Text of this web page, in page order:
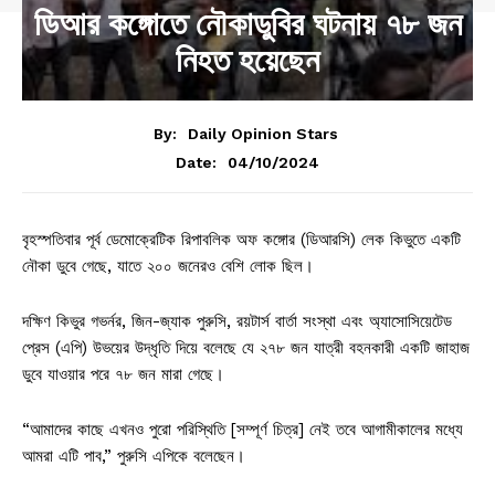
ডিআর কঙ্গোতে নৌকাডুবির ঘটনায় ৭৮ জন
নিহত হয়েছেন
By:
Daily Opinion Stars
Date:
04/10/2024
বৃহস্পতিবার পূর্ব ডেমোক্রেটিক রিপাবলিক অফ কঙ্গোর (ডিআরসি) লেক কিভুতে একটি
নৌকা ডুবে গেছে, যাতে ২০০ জনেরও বেশি লোক ছিল।
দক্ষিণ কিভুর গভর্নর, জিন-জ্যাক পুরুসি, রয়টার্স বার্তা সংস্থা এবং অ্যাসোসিয়েটেড
প্রেস (এপি) উভয়ের উদ্ধৃতি দিয়ে বলেছে যে ২৭৮ জন যাত্রী বহনকারী একটি জাহাজ
ডুবে যাওয়ার পরে ৭৮ জন মারা গেছে।
“আমাদের কাছে এখনও পুরো পরিস্থিতি [সম্পূর্ণ চিত্র] নেই তবে আগামীকালের মধ্যে
আমরা এটি পাব,” পুরুসি এপিকে বলেছেন।